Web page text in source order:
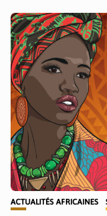
ACTUALITÉS AFRICAINES